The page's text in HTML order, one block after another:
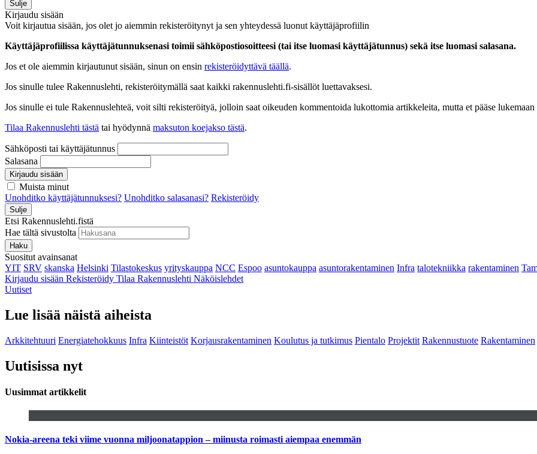
Sulje
Kirjaudu sisään
Voit kirjautua sisään, jos olet jo aiemmin rekisteröitynyt ja sen yhteydessä luonut käyttäjäprofiilin
Käyttäjäprofiilissa käyttäjätunnuksenasi toimii sähköpostiosoitteesi (tai itse luomasi käyttäjätunnus) sekä itse luomasi salasana.
Jos et ole aiemmin kirjautunut sisään, sinun on ensin rekisteröidyttävä täällä.
Jos sinulle tulee Rakennuslehti, rekisteröitymällä saat kaikki rakennuslehti.fi-sisällöt luettavaksesi.
Jos sinulle ei tule Rakennuslehteä, voit silti rekisteröityä, jolloin saat oikeuden kommentoida lukottomia artikkeleita, mutta et pääse
Tilaa Rakennuslehti tästä tai hyödynnä maksuton koejakso tästä.
Sähköposti tai käyttäjätunnus
Salasana
Kirjaudu sisään
Muista minut
Unohditko käyttäjätunnuksesi? Unohditko salasanasi? Rekisteröidy
Sulje
Etsi Rakennuslehti.fistä
Hae tältä sivustolta
Haku
Suositut avainsanat
YIT SRV skanska Helsinki Tilastokeskus yrityskauppa NCC Espoo asuntokauppa asuntorakentaminen Infra talotekniikka rakentaminen
Kirjaudu sisään Rekisteröidy Tilaa Rakennuslehti Näköislehdet
Uutiset
Lue lisää näistä aiheista
Arkkitehtuuri Energiatehokkuus Infra Kiinteistöt Korjausrakentaminen Koulutus ja tutkimus Pientalo Projektit Rakennustuote Rakentaminen
Uutisissa nyt
Uusimmat artikkelit
Nokia-areena teki viime vuonna miljoonatappion – miinusta roimasti aiempaa enemmän